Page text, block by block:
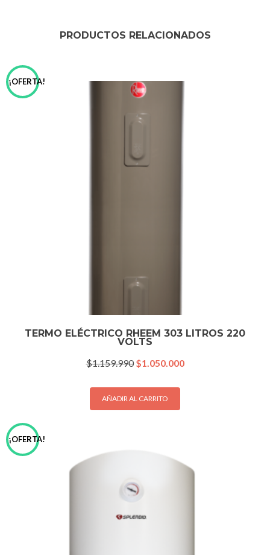
PRODUCTOS RELACIONADOS
¡OFERTA!
TERMO ELÉCTRICO RHEEM 303 LITROS 220
VOLTS
$1.159.990 El
original
era:
$1.159.990.
$1.050.000El
AÑADIR AL CARRITO
¡OFERTA!